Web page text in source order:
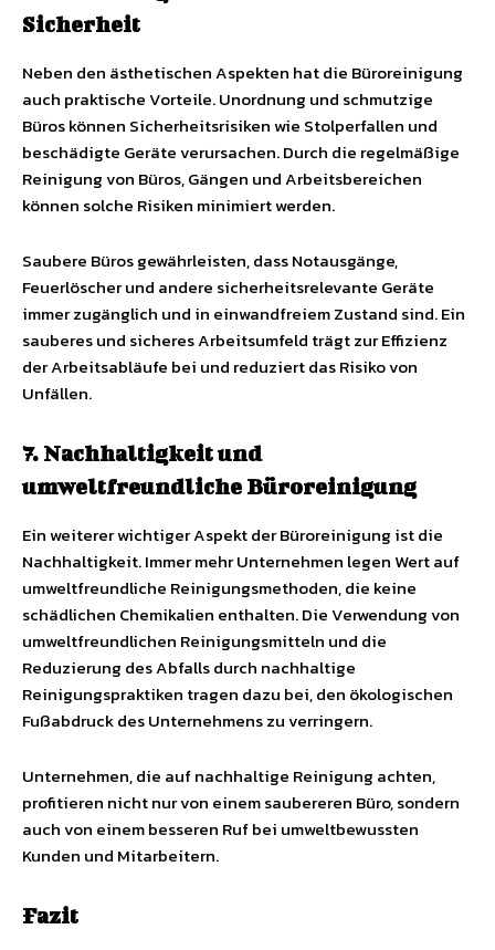
Sicherheit
Neben den ästhetischen Aspekten hat die Büroreinigung
auch praktische Vorteile. Unordnung und schmutzige
Büros können Sicherheitsrisiken wie Stolperfallen und
beschädigte Geräte verursachen. Durch die regelmäßige
Reinigung von Büros, Gängen und Arbeitsbereichen
können solche Risiken minimiert werden.
Saubere Büros gewährleisten, dass Notausgänge,
Feuerlöscher und andere sicherheitsrelevante Geräte
immer zugänglich und in einwandfreiem Zustand sind. Ein
sauberes und sicheres Arbeitsumfeld trägt zur Effizienz
der Arbeitsabläufe bei und reduziert das Risiko von
Unfällen.
7. Nachhaltigkeit und
umweltfreundliche Büroreinigung
Ein weiterer wichtiger Aspekt der Büroreinigung ist die
Nachhaltigkeit. Immer mehr Unternehmen legen Wert auf
umweltfreundliche Reinigungsmethoden, die keine
schädlichen Chemikalien enthalten. Die Verwendung von
umweltfreundlichen Reinigungsmitteln und die
Reduzierung des Abfalls durch nachhaltige
Reinigungspraktiken tragen dazu bei, den ökologischen
Fußabdruck des Unternehmens zu verringern.
Unternehmen, die auf nachhaltige Reinigung achten,
profitieren nicht nur von einem saubereren Büro, sondern
auch von einem besseren Ruf bei umweltbewussten
Kunden und Mitarbeitern.
Fazit